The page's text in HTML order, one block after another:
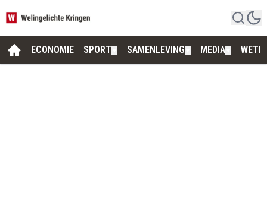
ECONOMIE SPORT SAMENLEVING MEDIA